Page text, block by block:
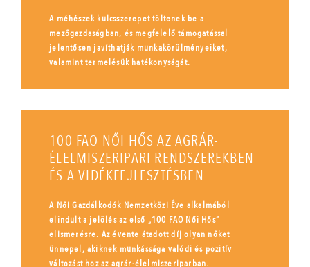
A méhészek kulcsszerepet töltenek be a
mezőgazdaságban, és megfelelő támogatással
jelentősen javíthatják munkakörülményeiket,
valamint termelésük hatékonyságát.
100 FAO NŐI HŐS AZ AGRÁR-
ÉLELMISZERIPARI RENDSZEREKBEN
ÉS A VIDÉKFEJLESZTÉSBEN
A Női Gazdálkodók Nemzetközi Éve alkalmából
elindult a jelölés az első „100 FAO Női Hős”
elismerésre. Az évente átadott díj olyan nőket
ünnepel, akiknek munkássága valódi és pozitív
változást hoz az agrár-élelmiszeriparban.